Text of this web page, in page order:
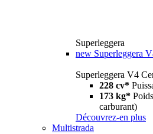
Superleggera
new Superleggera
Superleggera V4
228 cv*
173 kg*
carburant)
Découvrez-en plus
Multistrada